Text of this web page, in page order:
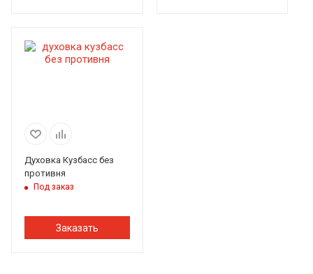
Духовка Кузбасс без
противня
Под заказ
Заказать